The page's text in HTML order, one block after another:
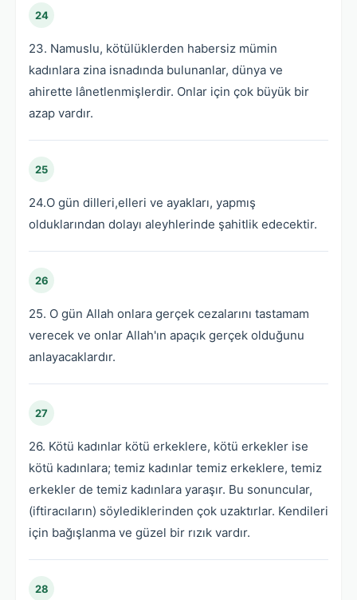
24
23. Namuslu, kötülüklerden habersiz mümin
kadınlara zina isnadında bulunanlar, dünya ve
ahirette lânetlenmişlerdir. Onlar için çok büyük bir
azap vardır.
25
24.O gün dilleri,elleri ve ayakları, yapmış
olduklarından dolayı aleyhlerinde şahitlik edecektir.
26
25. O gün Allah onlara gerçek cezalarını tastamam
verecek ve onlar Allah'ın apaçık gerçek olduğunu
anlayacaklardır.
27
26. Kötü kadınlar kötü erkeklere, kötü erkekler ise
kötü kadınlara; temiz kadınlar temiz erkeklere, temiz
erkekler de temiz kadınlara yaraşır. Bu sonuncular,
(iftiracıların) söylediklerinden çok uzaktırlar. Kendileri
için bağışlanma ve güzel bir rızık vardır.
28